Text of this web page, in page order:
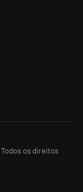
Todos os direitos